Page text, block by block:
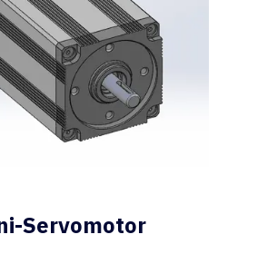
Servomotor